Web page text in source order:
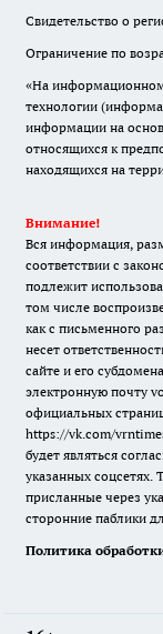
Свидетельство о
Ограничение по
«На
технологии
информации на
относящихся к
находящихся на
Внимание!
Вся информация,
соответствии с
подлежит
том числе
как с письменного
несет
сайте и его
электронную почту
официальных
https://vk.com/
будет являться
указанных
присланные через
сторонние паблики
Политика